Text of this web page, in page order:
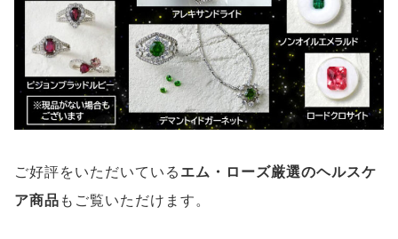
ご好評をいただいている エム・ローズ厳選のヘルスケ
ア商品 もご覧いただけます。